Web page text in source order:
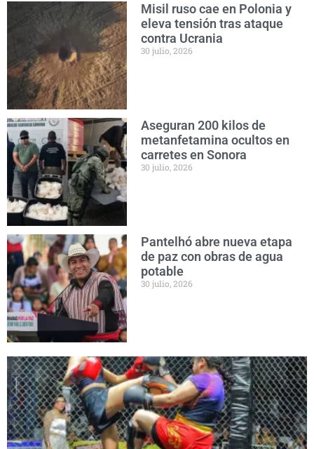
Misil ruso cae en Polonia y
eleva tensión tras ataque
contra Ucrania
30 julio, 2026
Aseguran 200 kilos de
metanfetamina ocultos en
carretes en Sonora
30 julio, 2026
Pantelhó abre nueva etapa
de paz con obras de agua
potable
30 julio, 2026